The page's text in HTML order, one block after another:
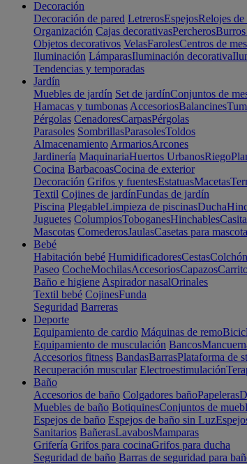
Decoración
Decoración de pared LetrerosEspejosRelojes de
Organización Cajas decorativasPercherosBurros
Objetos decorativos VelasFarolesCentros de
Iluminación LámparasIluminación decorativa
Tendencias y temporadas
Jardín
Muebles de jardín Set de jardínConjuntos de
Hamacas y tumbonas AccesoriosBalancines
Pérgolas CenadoresCarpasPérgolas
Parasoles SombrillasParasolesToldos
Almacenamiento ArmariosArcones
Jardinería MaquinariaHuertos UrbanosRiego
Cocina BarbacoasCocina de exterior
Decoración Grifos y fuentesEstatuasMacetas
Textil Cojines de jardínFundas de jardín
Piscina PlegableLimpieza de piscinasDucha
Juguetes ColumpiosToboganesHinchables
Mascotas ComederosJaulasCasetas para
Bebé
Habitación bebé HumidificadoresCestas
Paseo CocheMochilasAccesoriosCapazos
Baño e higiene Aspirador nasalOrinales
Textil bebé CojinesFunda
Seguridad Barreras
Deporte
Equipamiento de cardio Máquinas de remo
Equipamiento de musculación Bancos
Accesorios fitness BandasBarrasPlataforma de
Recuperación muscular Electroestimulación
Baño
Accesorios de baño Colgadores bañoPapeleras
Muebles de baño BotiquinesConjuntos de
Espejos de baño Espejos de baño sin Luz
Sanitarios BañerasLavabosMamparas
Grifería Grifos para cocinaGrifos para ducha
Seguridad de baño Barras de seguridad para